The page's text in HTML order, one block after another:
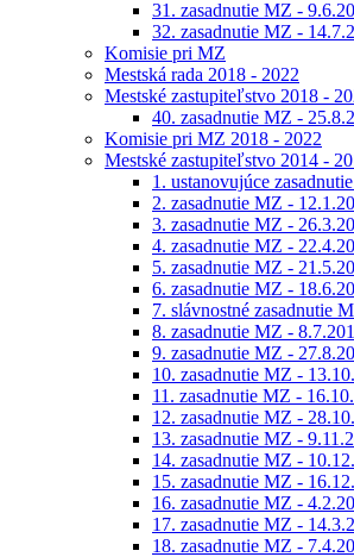
31. zasadnutie MZ -
32. zasadnutie MZ -
Komisie pri MZ
Mestská rada 2018 - 2022
Mestské zastupiteľstvo 2018 -
40. zasadnutie MZ -
Komisie pri MZ 2018 - 2022
Mestské zastupiteľstvo 2014 -
1. ustanovujúce
2. zasadnutie MZ -
3. zasadnutie MZ -
4. zasadnutie MZ -
5. zasadnutie MZ -
6. zasadnutie MZ -
7. slávnostné zasadnutie
8. zasadnutie MZ -
9. zasadnutie MZ -
10. zasadnutie MZ -
11. zasadnutie MZ -
12. zasadnutie MZ -
13. zasadnutie MZ -
14. zasadnutie MZ -
15. zasadnutie MZ -
16. zasadnutie MZ -
17. zasadnutie MZ -
18. zasadnutie MZ -